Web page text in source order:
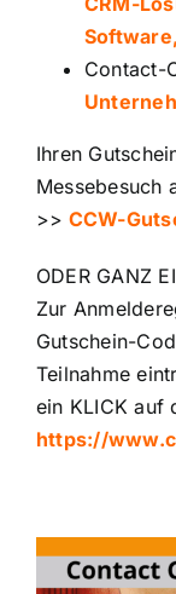
Contact-
Ihren
Messebesuch
>> CCW-
ODER GANZ
Zur
Gutschein-
Teilnahme
ein KLICK auf
https://